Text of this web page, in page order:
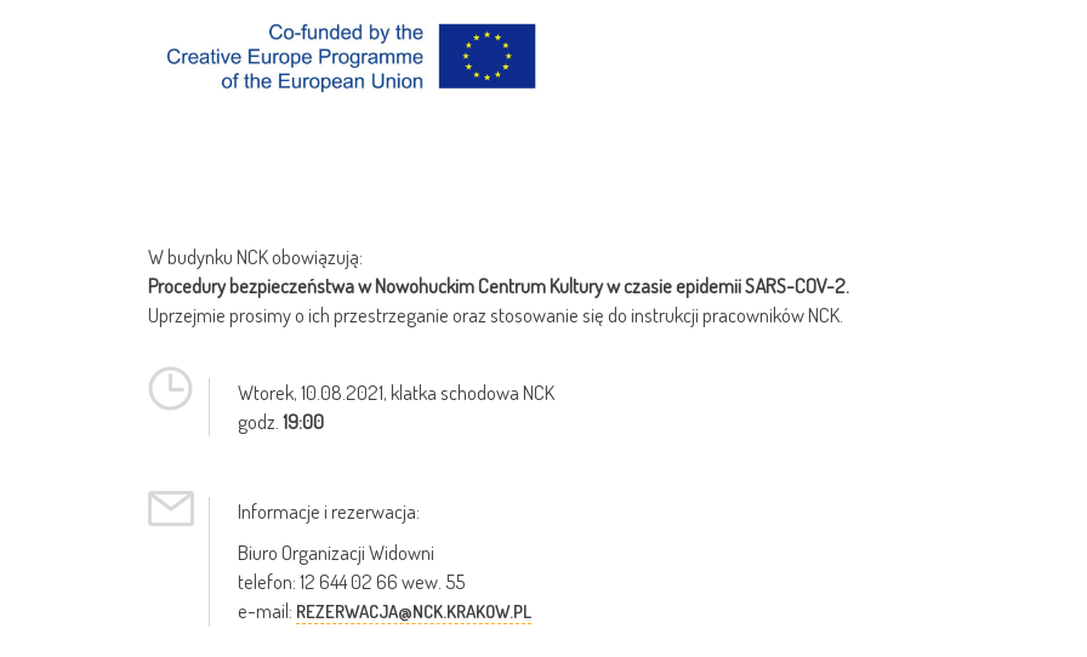
W budynku NCK obowiązują:
Procedury bezpieczeństwa w Nowohuckim Centrum Kultury w czasie epidemii SARS-COV-2.
Uprzejmie prosimy o ich przestrzeganie oraz stosowanie się do instrukcji pracowników NCK.
Wtorek,10.08.2021, klatka schodowa NCK
godz.19:00
Informacje i rezerwacja:
Biuro Organizacji Widowni
telefon: 12 644 02 66 wew. 55
e-mail: REZERWACJA@NCK.KRAKOW.PL